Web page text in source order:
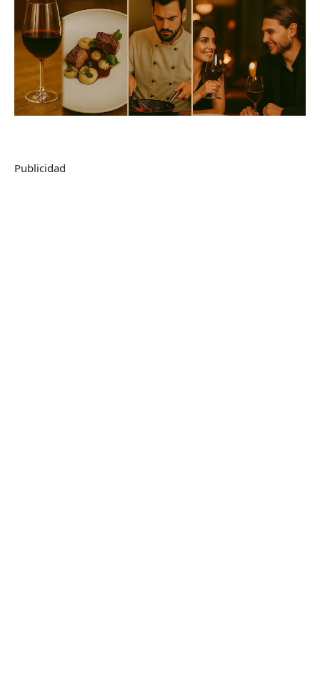
Publicidad